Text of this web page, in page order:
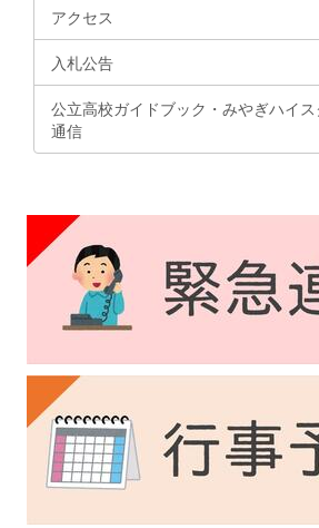
アクセス
入札公告
公立高校ガイドブック・みやぎハイ
通信